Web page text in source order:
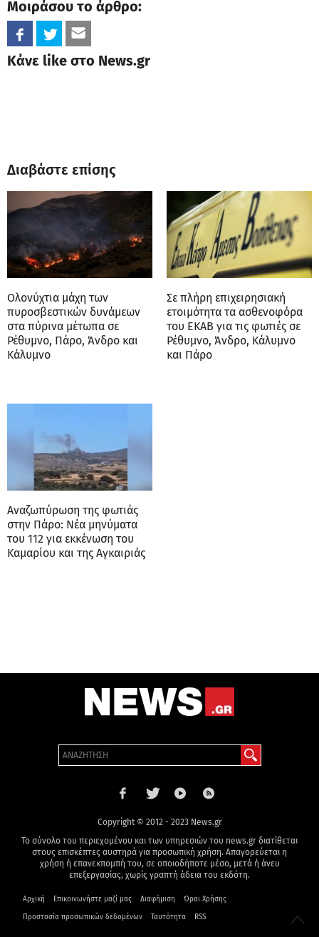
Μοιράσου το άρθρο:
Κάνε like στο News.gr
Διαβάστε επίσης
Ολονύχτια μάχη των
πυροσβεστικών δυνάμεων
στα πύρινα μέτωπα σε
Ρέθυμνο, Πάρο, Άνδρο και
Κάλυμνο
Σε πλήρη επιχειρησιακή
ετοιμότητα τα ασθενοφόρα
του ΕΚΑΒ για τις φωτιές σε
Ρέθυμνο, Άνδρο, Κάλυμνο
και Πάρο
Αναζωπύρωση της φωτιάς
στην Πάρο: Νέα μηνύματα
του 112 για εκκένωση του
Καμαρίου και της Αγκαιριάς
Copyright © 2012 - 2023 News.gr
Το σύνολο του περιεχομένου και των υπηρεσιών του news.gr διατίθεται
στους επισκέπτες αυστηρά για προσωπική χρήση. Απαγορεύεται η
χρήση ή επανεκπομπή του, σε οποιοδήποτε μέσο, μετά ή άνευ
επεξεργασίας, χωρίς γραπτή άδεια του εκδότη.
Αρχική Επικοινωνήστε μαζί μας Διαφήμιση Όροι Χρήσης
Προστασία προσωπικών δεδομένων Ταυτότητα RSS